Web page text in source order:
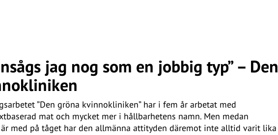
jag nog som en jobbig typ” – Den
”Den gröna kvinnokliniken” har i fem år arbetat med
mat och mycket mer i hållbarhetens namn. Men medan
med på tåget har den allmänna attityden däremot inte alltid varit lika